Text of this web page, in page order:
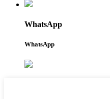
WhatsApp
WhatsApp